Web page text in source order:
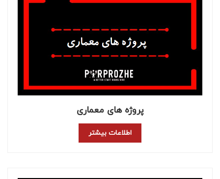
پروژه های معماری
اطلاعات بیشتر